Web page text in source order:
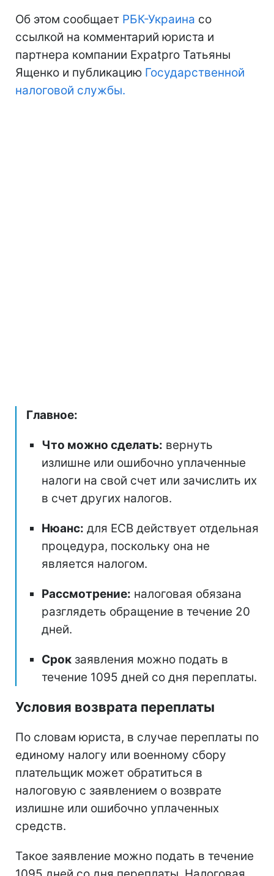
Об этом сообщает РБК-Украина со
ссылкой на комментарий юриста и
партнера компании Expatpro Татьяны
Ященко и публикацию Государственной
налоговой службы.
Главное:
Что можно сделать: вернуть
излишне или ошибочно уплаченные
налоги на свой счет или зачислить их
в счет других налогов.
Нюанс: для ЕСВ действует отдельная
процедура, поскольку она не
является налогом.
Рассмотрение: налоговая обязана
разглядеть обращение в течение 20
дней.
Срок заявления можно подать в
течение 1095 дней со дня переплаты.
Условия возврата переплаты
По словам юриста, в случае переплаты по
единому налогу или военному сбору
плательщик может обратиться в
налоговую с заявлением о возврате
излишне или ошибочно уплаченных
средств.
Такое заявление можно подать в течение